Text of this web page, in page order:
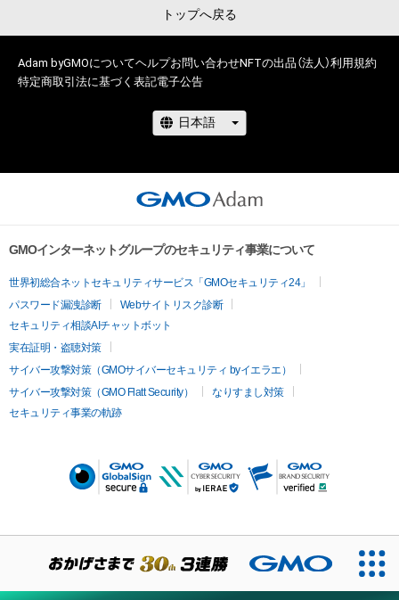
buyer benefit for this NFT is the limited download link for WAV
file of the full version of “Merry Christmas Mr. Lawrence -
2021”, which will be sent via email at a later date.
The part “X-X” added to the beginning of the NFT item name
represents the bar number and the note number within the
Ryuichi Sakamoto 坂本龍一”, it indicates the NFT for the 1st
5 notes (ex. bar 23),
8 notes (ex. bars 57, 58...),
12 notes (ex. bars 1, 2, 3...),
The tail of the last note of each bar can be heard in the first
note of next bar.
- The reference note is the highest note in the right hand (if
there is harmony)
two bars length (f.e. 「23-5」「31-5」
- bar 95, the first note takes 2 bars length = 「95-1」
責が制限される場合、株式会社幻冬舎の責任は、債務不履行また
賠償金額の上限は、本ＮＦＴに関して株式会社幻冬舎が最初に
購入者から販売代金として受領した金額とします。ただし、当
社の故意又は重過失に起因する場合はこれらの限定を設けずに
賠償をするものとします。
●Cautions Regarding Copyrights
(including the rights to obtain or to apply for registration of
such rights) regarding the contents such as images, texts,
audio and videos etc. available for viewing, downloading and
for use to non-buyers or not) for buyers or owners of this
NFT (hereinafter referred to as the “Buyers”) are reserved by
Ryuichi Sakamoto and Gentosha Inc. In other words, owning
this NFT or the Contents data (hereinafter referred to as
the usage of its intellectual property rights.
distributing, decompiling, reverse engineering) that require
トップへ戻る
Adam byGMOについてヘルプお問い合わせNFTの出品（法人）利用規約
特定商取引法に基づく表記電子公告
GMOインターネットグループのセキュリティ事業について
世界初総合ネットセキュリティサービス「GMOセキュリティ24」
パスワード漏洩診断
Webサイトリスク診断
セキュリティ相談AIチャットボット
実在証明・盗聴対策
サイバー攻撃対策（GMOサイバーセキュリティ byイエラエ）
サイバー攻撃対策（GMO Flatt Security）
なりすまし対策
セキュリティ事業の軌跡